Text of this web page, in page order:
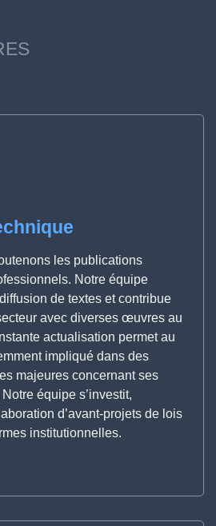
les publications
Notre équipe
de textes et contribue
avec diverses œuvres au
actualisation permet au
impliqué dans des
majeures concernant ses
équipe s’investit,
d’avant-projets de lois
institutionnelles.